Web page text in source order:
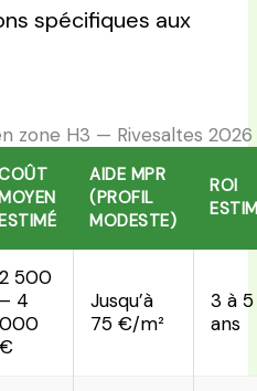
spécifiques aux
zone H3 — Rivesaltes 2026
AIDE MPR
(PROFIL
MODESTE)
ROI
2 500
– 4
000
€
Jusqu’à
75 €/m²
3 à 5
ans